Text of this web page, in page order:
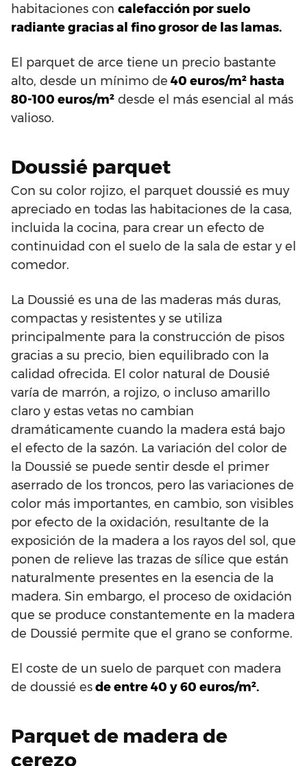
habitaciones con calefacción por suelo
radiante gracias al fino grosor de las lamas.
El parquet de arce tiene un precio bastante
alto, desde un mínimo de 40 euros/m² hasta
80-100 euros/m² desde el más esencial al más
valioso.
Doussié parquet
Con su color rojizo, el parquet doussié es muy
apreciado en todas las habitaciones de la casa,
incluida la cocina, para crear un efecto de
continuidad con el suelo de la sala de estar y el
comedor.
La Doussié es una de las maderas más duras,
compactas y resistentes y se utiliza
principalmente para la construcción de pisos
gracias a su precio, bien equilibrado con la
calidad ofrecida. El color natural de Dousié
varía de marrón, a rojizo, o incluso amarillo
claro y estas vetas no cambian
dramáticamente cuando la madera está bajo
el efecto de la sazón. La variación del color de
la Doussié se puede sentir desde el primer
aserrado de los troncos, pero las variaciones de
color más importantes, en cambio, son visibles
por efecto de la oxidación, resultante de la
exposición de la madera a los rayos del sol, que
ponen de relieve las trazas de sílice que están
naturalmente presentes en la esencia de la
madera. Sin embargo, el proceso de oxidación
que se produce constantemente en la madera
de Doussié permite que el grano se conforme.
El coste de un suelo de parquet con madera
de doussié esde entre 40 y 60 euros/m².
Parquet de madera de
cerezo